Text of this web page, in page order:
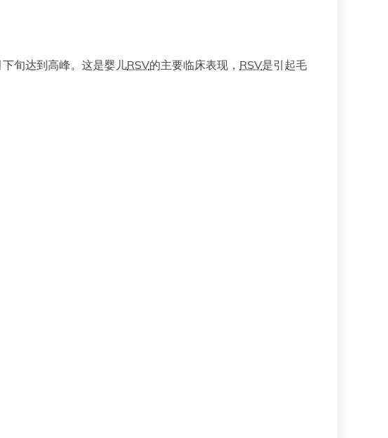
旬达到高峰。这是婴儿RSV的主要临床表现， RSV是引起毛